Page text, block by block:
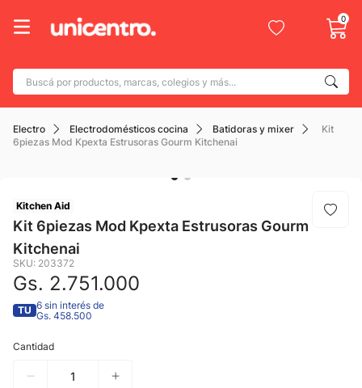
0
Buscá por productos, marcas, colegios y más...
Electro Electrodomésticos cocina Batidoras y mixer
Kit
6piezas Mod Kpexta Estrusoras Gourm Kitchenai
Kitchen Aid
Kit 6piezas Mod Kpexta Estrusoras Gourm
Kitchenai
SKU: 203372
Gs. 2.751.000
TU 6 sin interés de
Gs. 458.500
Cantidad
Términos más buscados
1. adidas
4.
5. botin
caterpillar
7. todo terreno